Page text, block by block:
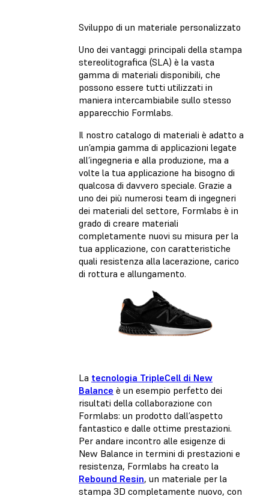
Sviluppo di un materiale personalizzato
Uno dei vantaggi principali della stampa
stereolitografica (SLA) è la vasta
gamma di materiali disponibili, che
possono essere tutti utilizzati in
maniera intercambiabile sullo stesso
apparecchio Formlabs.
Il nostro catalogo di materiali è adatto a
un’ampia gamma di applicazioni legate
all’ingegneria e alla produzione, ma a
volte la tua applicazione ha bisogno di
qualcosa di davvero speciale. Grazie a
uno dei più numerosi team di ingegneri
dei materiali del settore, Formlabs è in
grado di creare materiali
completamente nuovi su misura per la
tua applicazione, con caratteristiche
quali resistenza alla lacerazione, carico
di rottura e allungamento.
La tecnologia TripleCell di New
Balance è un esempio perfetto dei
risultati della collaborazione con
Formlabs: un prodotto dall’aspetto
fantastico e dalle ottime prestazioni.
Per andare incontro alle esigenze di
New Balance in termini di prestazioni e
resistenza, Formlabs ha creato la
Rebound Resin, un materiale per la
stampa 3D completamente nuovo, con